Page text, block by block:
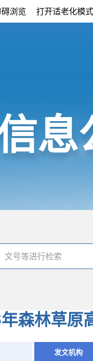
浏览 打开适老化模式
息
森林草原
发文机构